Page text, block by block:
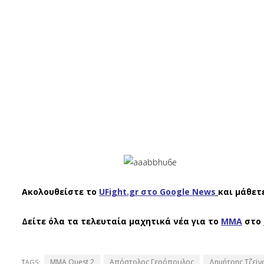
Ακολουθείστε το UFight.gr στο Google News και
Δείτε όλα τα τελευταία μαχητικά νέα για το ΜΜΑ στο
TAGS: MMA Quest 2 Απόστολος Γερόπουλος Δημήτρης